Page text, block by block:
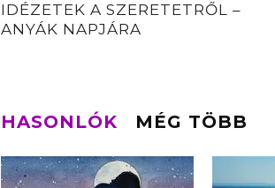
IDÉZETEK A SZERETETRŐL –
ANYÁK NAPJÁRA
HASONLÓK MÉG TÖBB